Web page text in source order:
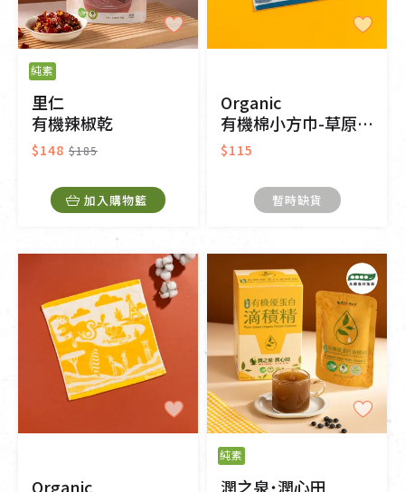
純素
里仁
有機辣椒乾
$148 $185
加入購物籃
Organic
有機棉小方巾-草原同樂-藍綠/白
$115
暫時缺貨
Organic
純素
潤之泉˙潤心田